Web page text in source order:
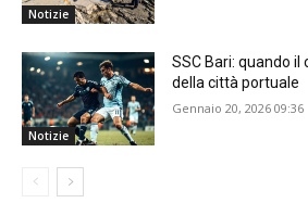
Notizie
Notizie
SSC Bari: quando il
della città portuale
Gennaio 20, 2026 09:36